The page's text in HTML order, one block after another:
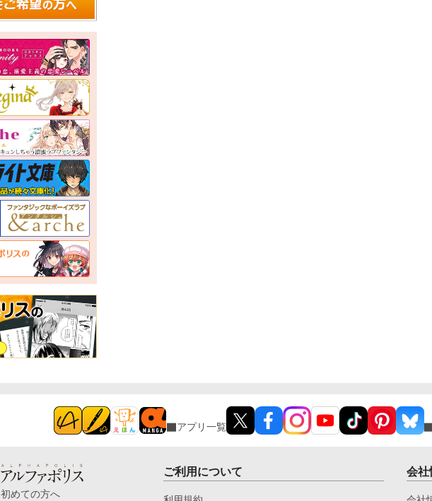
アプリ一覧
初めての方へ
ご利用について 会社